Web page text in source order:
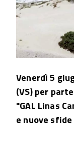
Venerdì 5
(VS) per
"GAL Linas
e nuove sfide